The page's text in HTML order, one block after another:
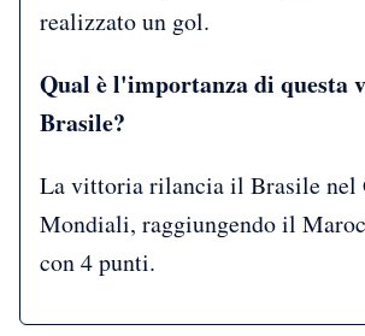
realizzato un gol.
Qual è l'importanza di questa
Brasile?
La vittoria rilancia il Brasile nel
Mondiali, raggiungendo il
con 4 punti.